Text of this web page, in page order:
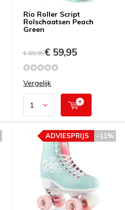
Rio Roller Script
Rolschaatsen Peach
Green
€ 89,95€ 59,95
Vergelijk
-11%
ADVIESPRIJS